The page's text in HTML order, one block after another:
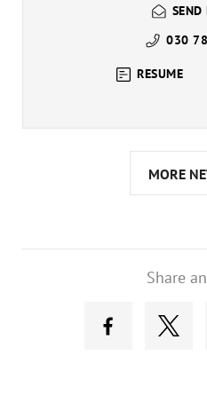
030
RESUME
MORE
Share